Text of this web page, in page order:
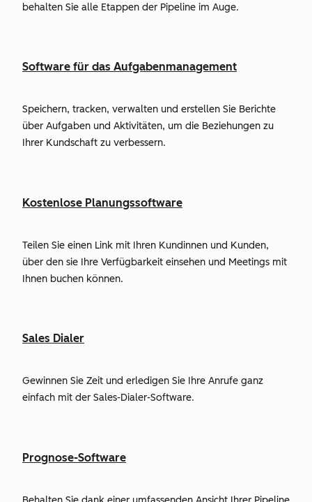
behalten Sie alle Etappen der Pipeline im Auge.
Software für das Aufgabenmanagement
Speichern, tracken, verwalten und erstellen Sie Berichte
über Aufgaben und Aktivitäten, um die Beziehungen zu
Ihrer Kundschaft zu verbessern.
Kostenlose Planungssoftware
Teilen Sie einen Link mit Ihren Kundinnen und Kunden,
über den sie Ihre Verfügbarkeit einsehen und Meetings mit
Ihnen buchen können.
Sales Dialer
Gewinnen Sie Zeit und erledigen Sie Ihre Anrufe ganz
einfach mit der Sales-Dialer-Software.
Prognose-Software